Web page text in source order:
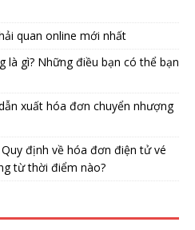
quan online mới nhất
là gì? Những điều bạn có thể bạn
xuất hóa đơn chuyển nhượng
Quy định về hóa đơn điện tử vé
từ thời điểm nào?